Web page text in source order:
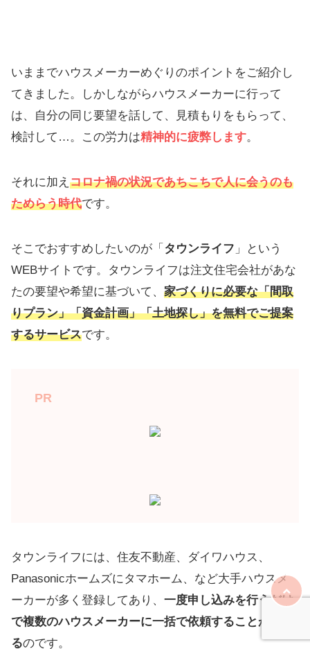
いままでハウスメーカーめぐりのポイントをご紹介し
てきました。しかしながらハウスメーカーに行って
は、自分の同じ要望を話して、見積もりをもらって、
検討して…。この労力は精神的に疲弊します。
それに加え コロナ禍の状況であちこちで人に会うのも
ためらう時代です。
そこでおすすめしたいのが「 タウンライフ 」という
WEBサイトです。タウンライフは注文住宅会社があな
たの要望や希望に基づいて、 家づくりに必要な「間取
りプラン」「資金計画」「土地探し」を無料でご提案
するサービスです。
PR
タウンライフには、住友不動産、ダイワハウス、
Panasonicホームズにタマホーム、など大手ハウスメ
ーカーが多く登録してあり、 一度申し込みを行うだけ
で複数のハウスメーカーに一括で依頼することができ
るのです。